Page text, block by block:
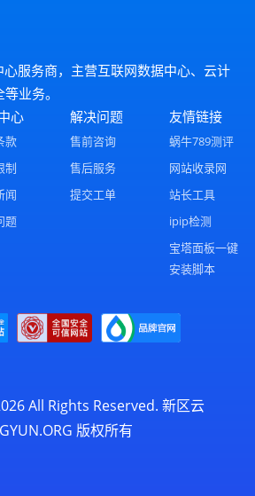
服务商，主营互联网数据中心、云计
业务。
心
款
制
闻
题
解决问题
售前咨询
售后服务
提交工单
友情链接
蜗牛789测评
网站收录网
站长工具
ipip检测
宝塔面板一键
安装脚本
All Rights Reserved. 新区云
版权所有